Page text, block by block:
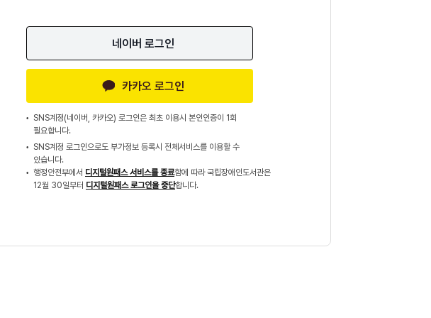
네이버 로그인
카카오 로그인
SNS계정(네이버, 카카오) 로그인은 최초 이용시 본인인증이 1회
필요합니다.
SNS계정 로그인으로도 부가정보 등록시 전체서비스를 이용할 수
있습니다.
행정안전부에서 디지털원패스 서비스를 종료함에 따라 국립장애인도서관은
12월 30일부터 디지털원패스 로그인을 중단합니다.